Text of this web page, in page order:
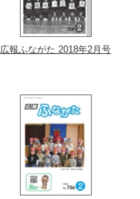
広報ふながた 2018年2月号